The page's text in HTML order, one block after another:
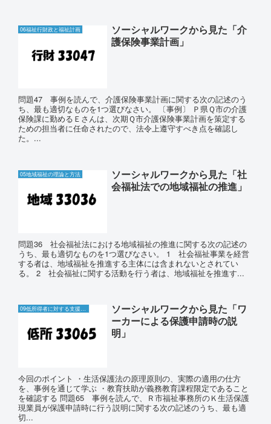
06福祉行財政と福祉計画
ソーシャルワークから見た「介
護保険事業計画」
問題47 事例を読んで、介護保険事業計画に関する次の記述のう
ち、最も適切なものを1つ選びなさい。 〔事例〕 Ｐ県Ｑ市の介護
保険課に勤めるＥさんは、次期Ｑ市介護保険事業計画を策定する
ための担当者に任命されたので、法令上遵守すべき点を確認し
た。...
05地域福祉の理論と方法
ソーシャルワークから見た「社
会福祉法での地域福祉の推進」
問題36 社会福祉法における地域福祉の推進に関する次の記述の
うち、最も適切なものを1つ選びなさい。 1 社会福祉事業を経営
する者は、地域福祉を推進する主体には含まれないとされてい
る。 2 社会福祉に関する活動を行う者は、地域福祉を推進す...
09低所得者に対する支援と生活保護制度
ソーシャルワークから見た「ワ
ーカーによる保護申請時の説
明」
今回のポイント ・生活保護法の原理原則の、実際の適用の仕方
を、事例を通じて学ぶ ・教育扶助が義務教育課程限定であること
を確認する 問題65 事例を読んで、Ｒ市福祉事務所のＫ生活保護
現業員が保護申請時に行う説明に関する次の記述のうち、最も適
切...